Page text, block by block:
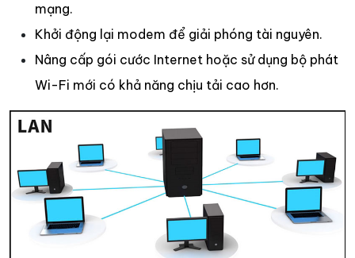
mạng.
Khởi động lại modem để giải phóng tài nguyên.
Nâng cấp gói cước Internet hoặc sử dụng bộ phát
Wi-Fi mới có khả năng chịu tải cao hơn.